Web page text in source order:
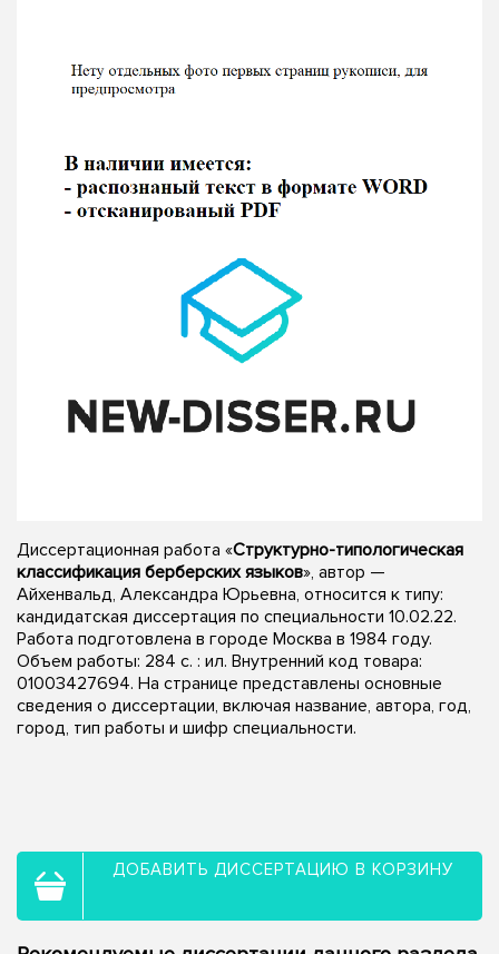
Диссертационная работа «Структурно-типологическая
классификация берберских языков», автор —
Айхенвальд, Александра Юрьевна, относится к типу:
кандидатская диссертация по специальности 10.02.22.
Работа подготовлена в городе Москва в 1984 году.
Объем работы: 284 c. : ил. Внутренний код товара:
01003427694. На странице представлены основные
сведения о диссертации, включая название, автора, год,
город, тип работы и шифр специальности.
ДОБАВИТЬ ДИССЕРТАЦИЮ В КОРЗИНУ